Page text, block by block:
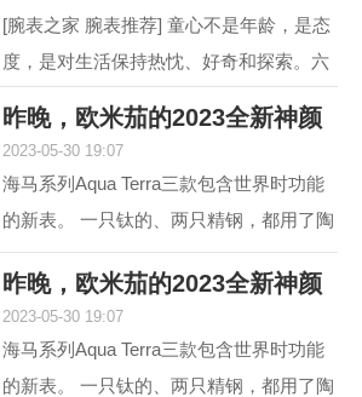
[腕表之家 腕表推荐] 童心不是年龄，是态
度，是对生活保持热忱、好奇和探索。六
茄彩色盘面腕表，...
昨晚，欧米茄的2023全新神颜
2023-05-30 19:07
海马系列Aqua Terra三款包含世界时功能
的新表。 一只钛的、两只精钢，都用了陶
瓷圈儿。 世界时以海马加身，是为强调运
动属性。约定俗成...
昨晚，欧米茄的2023全新神颜
2023-05-30 19:07
海马系列Aqua Terra三款包含世界时功能
的新表。 一只钛的、两只精钢，都用了陶